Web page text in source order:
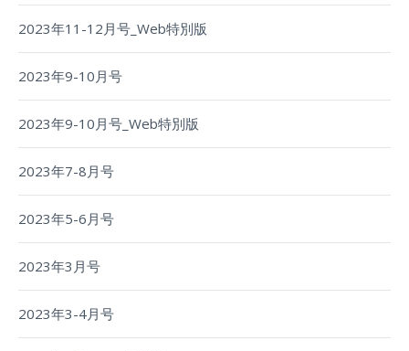
2023年11-12月号_Web特別版
2023年9-10月号
2023年9-10月号_Web特別版
2023年7-8月号
2023年5-6月号
2023年3月号
2023年3-4月号